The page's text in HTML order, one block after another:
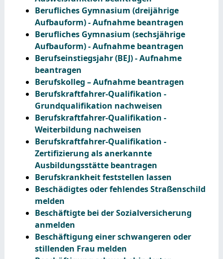
Berufliches Gymnasium (dreijährige
Aufbauform) - Aufnahme beantragen
Berufliches Gymnasium (sechsjährige
Aufbauform) - Aufnahme beantragen
Berufseinstiegsjahr (BEJ) - Aufnahme
beantragen
Berufskolleg – Aufnahme beantragen
Berufskraftfahrer-Qualifikation -
Grundqualifikation nachweisen
Berufskraftfahrer-Qualifikation -
Weiterbildung nachweisen
Berufskraftfahrer-Qualifikation -
Zertifizierung als anerkannte
Ausbildungsstätte beantragen
Berufskrankheit feststellen lassen
Beschädigtes oder fehlendes Straßenschild
melden
Beschäftigte bei der Sozialversicherung
anmelden
Beschäftigung einer schwangeren oder
stillenden Frau melden